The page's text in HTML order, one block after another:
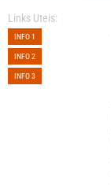
Links Uteis:
INFO 1
INFO 2
INFO 3